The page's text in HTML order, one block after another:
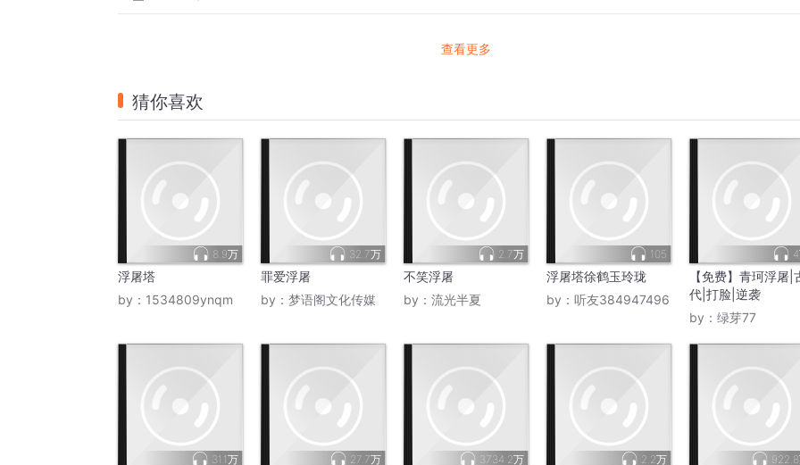
查看更多
猜你喜欢
8.9万
浮屠塔
by： 1534809ynqm
32.7万
罪爱浮屠
by： 梦语阁文化传媒
2.7万
不笑浮屠
by： 流光半夏
105
浮屠塔徐鹤玉玲珑
by： 听友384947496
【免费】青珂浮屠|
代|打脸|逆袭
by： 绿芽77
31.1万 27.7万 3734.2万 2.2万